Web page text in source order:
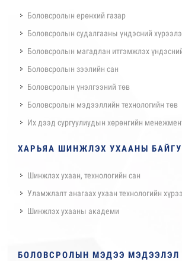
Боловсролын ерөнхий газар
Боловсролын судалгааны үндэсний
Боловсролын магадлан итгэмжлэх
Боловсролын зээлийн сан
Боловсролын үнэлгээний төв
Боловсролын мэдээллийн технологийн төв
Их дээд сургуулиудын хөрөнгийн
ХАРЬЯА ШИНЖЛЭХ УХААНЫ
Шинжлэх ухаан, технологийн сан
Уламжлалт анагаах ухаан технологийн
Шинжлэх ухааны академи
БОЛОВСРОЛЫН МЭДЭЭ МЭДЭЭЛЭЛ